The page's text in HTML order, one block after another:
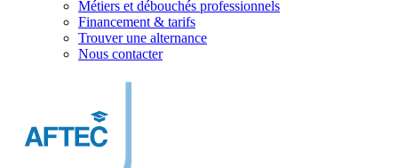
Métiers et débouchés professionnels
Financement & tarifs
Trouver une alternance
Nous contacter